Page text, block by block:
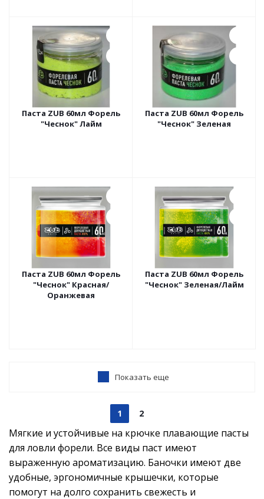
Паста ZUB 60мл Форель
"Чеснок" Лайм
Паста ZUB 60мл Форель
"Чеснок" Зеленая
Паста ZUB 60мл Форель
"Чеснок" Красная/
Оранжевая
Паста ZUB 60мл Форель
"Чеснок" Зеленая/Лайм
Показать еще
1 2
Мягкие и устойчивые на крючке плавающие пасты
для ловли форели. Все виды паст имеют
выраженную ароматизацию. Баночки имеют две
удобные, эргономичные крышечки, которые
помогут на долго сохранить свежесть и